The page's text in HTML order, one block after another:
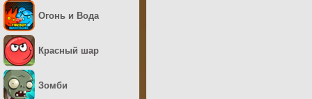
Огонь и Вода
Красный шар
Зомби